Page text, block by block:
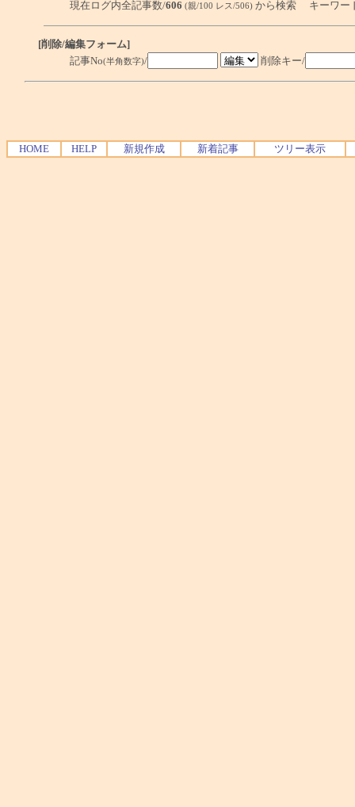
現在ログ内全記事数/606 (親/100 レス/506) から検索 キーワー
[削除/編集フォーム]
記事No(半角数字)/ 削除キー/
HOME HELP 新規作成 新着記事 ツリー表示